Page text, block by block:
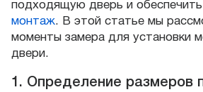
подходящую дверь и
монтаж. В этой статье мы
моменты замера для установки
двери.
1. Определение размеров